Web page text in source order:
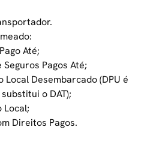
Até;
Pagos Até;
Local Desembarcado (DPU é
o DAT);
Local;
Direitos Pagos.